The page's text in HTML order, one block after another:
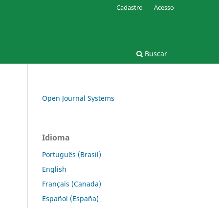
Buscar
Cadastro Acesso
Open Journal Systems
Idioma
Português (Brasil)
English
Français (Canada)
Español (España)